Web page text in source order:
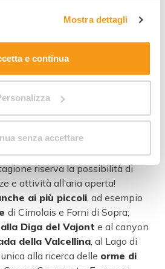
trovi la nostra informativa
Mostra dettagli
e continua
senza accettare
sullo sfondo
sono un mix di stili e culture, con
e mitteleuropea. Le
trovano unterritorio family
riserva la possibilità di
e attività all’aria aperta!
ai più piccoli, ad esempio
di Cimolais e Forni di Sopra;
Diga del Vajont e al canyon
della Valcellina, al Lago di
alla ricerca delle orme di